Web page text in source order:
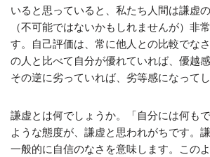
いると思っていると、私たち人間は謙虚
（不可能ではないかもしれませんが）非
す。自己評価は、常に他人との比較でな
の人と比べて自分が優れていれば、優越
その逆に劣っていれば、劣等感になって
謙虚とは何でしょうか。「自分には何も
ような態度が、謙虚と思われがちです。
一般的に自信のなさを意味します。この